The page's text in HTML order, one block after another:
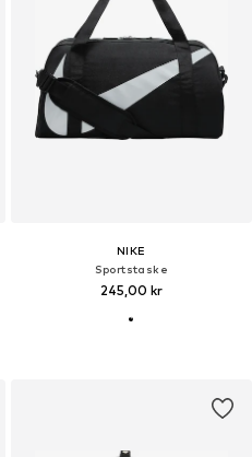
NIKE
Sportstaske
245,00 kr